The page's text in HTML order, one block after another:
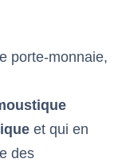
porte-monnaie,
et qui en
des